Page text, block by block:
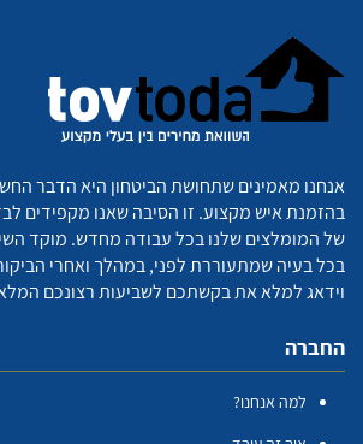
אנחנו מאמינים שתחושת הביטחון היא הדבר
בהזמנת איש מקצוע. זו הסיבה שאנו מקפידים
של המומלצים שלנו בכל עבודה מחדש. מוקד
בכל בעיה שמתעוררת לפני, במהלך ואחרי
וידאג למלא את בקשתכם לשביעות רצונכם
החברה
למה אנחנו?